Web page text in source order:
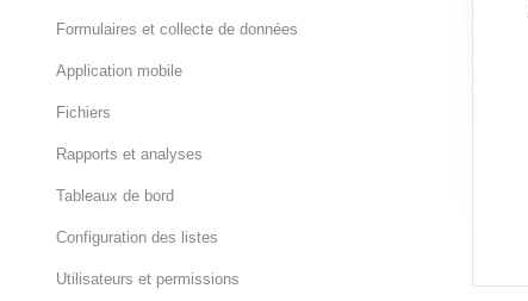
Formulaires et collecte de données
Application mobile
Fichiers
Rapports et analyses
Tableaux de bord
Configuration des listes
Utilisateurs et permissions